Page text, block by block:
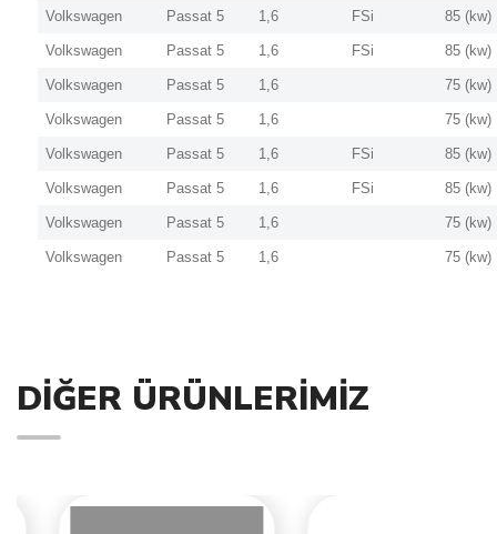
Volkswagen Passat 5 1,6 FSi 85 (kw)
Volkswagen Passat 5 1,6 FSi 85 (kw)
Volkswagen Passat 5 1,6 75 (kw)
Volkswagen Passat 5 1,6 75 (kw)
Volkswagen Passat 5 1,6 FSi 85 (kw)
Volkswagen Passat 5 1,6 FSi 85 (kw)
Volkswagen Passat 5 1,6 75 (kw)
Volkswagen Passat 5 1,6 75 (kw)
DIĞER ÜRÜNLERIMIZ